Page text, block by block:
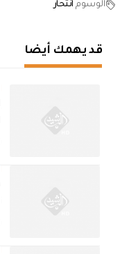
الوسوم انتحار
قد يهمك أيضا